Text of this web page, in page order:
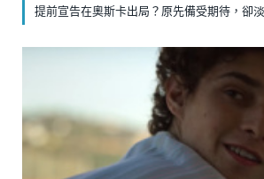
提前宣告在奧斯卡出局？原先備受期待，卻